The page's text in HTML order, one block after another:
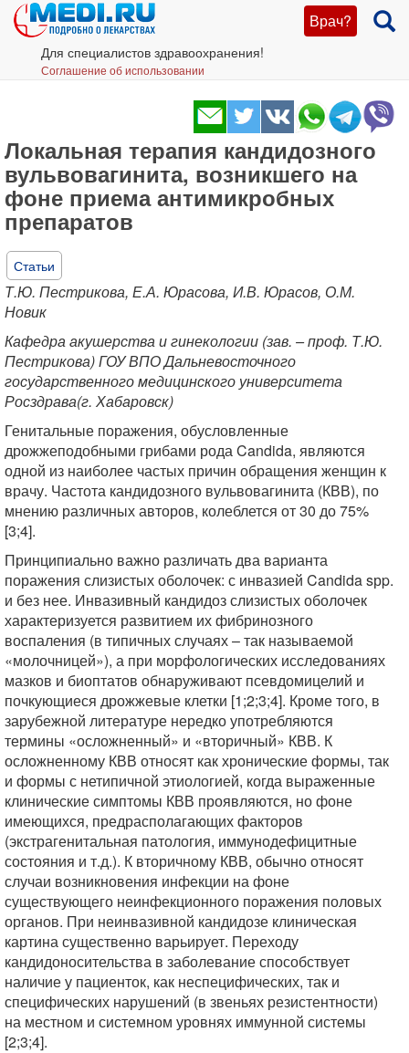
Врач?
Для специалистов здравоохранения!
Соглашение об использовании
Локальная терапия кандидозного
вульвовагинита, возникшего на
фоне приема антимикробных
препаратов
Статьи
Т.Ю. Пестрикова, Е.А. Юрасова, И.В. Юрасов, О.М.
Новик
Кафедра акушерства и гинекологии (зав. – проф. Т.Ю.
Пестрикова) ГОУ ВПО Дальневосточного
государственного медицинского университета
Росздрава(г. Хабаровск)
Генитальные поражения, обусловленные
дрожжеподобными грибами рода Candida, являются
одной из наиболее частых причин обращения женщин к
врачу. Частота кандидозного вульвовагинита (КВВ), по
мнению различных авторов, колеблется от 30 до 75%
[3;4].
Принципиально важно различать два варианта
поражения слизистых оболочек: с инвазией Candida sрp.
и без нее. Инвазивный кандидоз слизистых оболочек
характеризуется развитием их фибринозного
воспаления (в типичных случаях – так называемой
«молочницей»), а при морфологических исследованиях
мазков и биоптатов обнаруживают псевдомицелий и
почкующиеся дрожжевые клетки [1;2;3;4]. Кроме того, в
зарубежной литературе нередко употребляются
термины «осложненный» и «вторичный» КВВ. К
осложненному КВВ относят как хронические формы, так
и формы с нетипичной этиологией, когда выраженные
клинические симптомы КВВ проявляются, но фоне
имеющихся, предрасполагающих факторов
(экстрагенитальная патология, иммунодефицитные
состояния и т.д.). К вторичному КВВ, обычно относят
случаи возникновения инфекции на фоне
существующего неинфекционного поражения половых
органов. При неинвазивной кандидозе клиническая
картина существенно варьирует. Переходу
кандидоносительства в заболевание способствует
наличие у пациенток, как неспецифических, так и
специфических нарушений (в звеньях резистентности)
на местном и системном уровнях иммунной системы
[2;3;4].